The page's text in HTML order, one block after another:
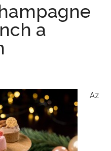
a
Az